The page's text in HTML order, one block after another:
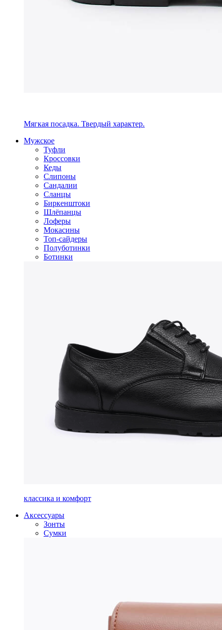
Мягкая посадка. Твердый характер.
Мужское
Туфли
Кроссовки
Кеды
Слипоны
Сандалии
Сланцы
Биркенштоки
Шлёпанцы
Лоферы
Мокасины
Топ-сайдеры
Полуботинки
Ботинки
классика и комфорт
Аксессуары
Зонты
Сумки